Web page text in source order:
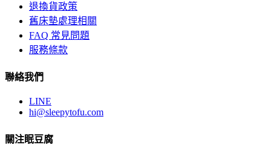
退換貨政策
舊床墊處理相關
FAQ 常見問題
服務條款
聯絡我們
LINE
hi@sleepytofu.com
關注眠豆腐